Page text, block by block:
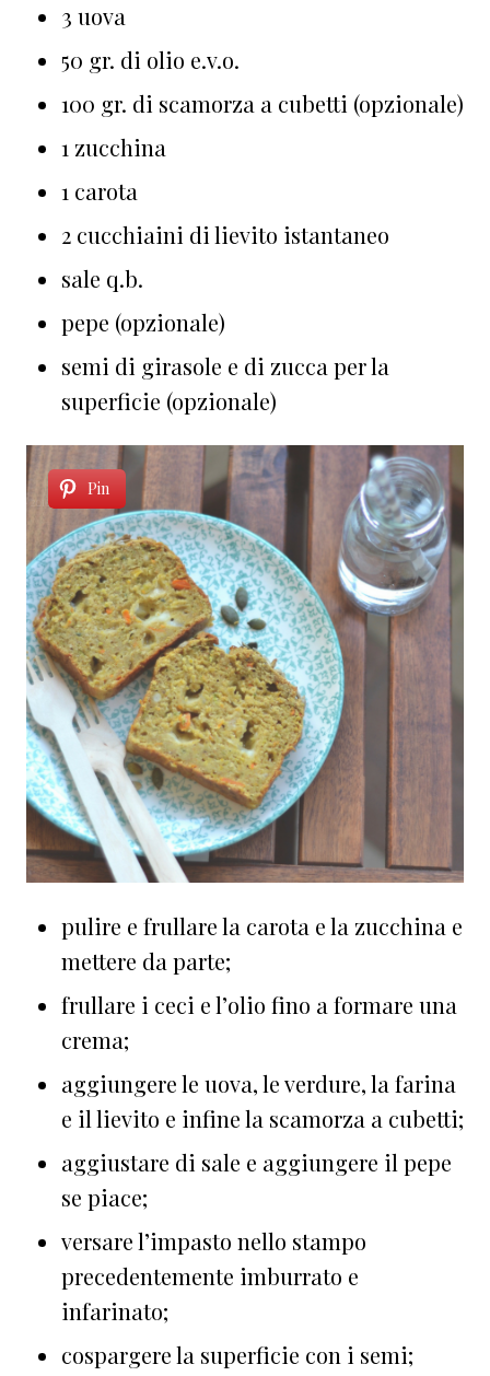
3 uova
50 gr. di olio e.v.o.
100 gr. di scamorza a cubetti (opzionale)
1 zucchina
1 carota
2 cucchiaini di lievito istantaneo
sale q.b.
pepe (opzionale)
semi di girasole e di zucca per la
superficie (opzionale)
Pin
pulire e frullare la carota e la zucchina e
mettere da parte;
frullare i ceci e l’olio fino a formare una
crema;
aggiungere le uova, le verdure, la farina
e il lievito e infine la scamorza a cubetti;
aggiustare di sale e aggiungere il pepe
se piace;
versare l’impasto nello stampo
precedentemente imburrato e
infarinato;
cospargere la superficie con i semi;